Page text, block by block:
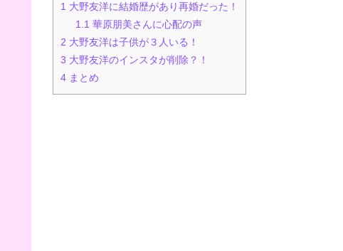
1 大野友洋に結婚歴があり再婚だった！
1.1 華原朋美さんに心配の声
2 大野友洋は子供が３人いる！
3 大野友洋のインスタが削除？！
4 まとめ